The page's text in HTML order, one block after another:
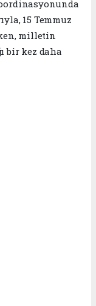
15 Temmuz
milletin
bir kez daha